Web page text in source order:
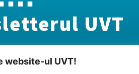
website-ul UVT!
UVT